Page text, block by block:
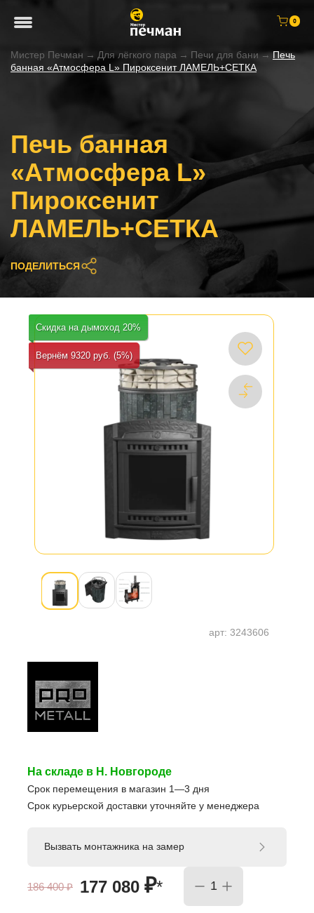
0
Мистер Печман → Для лёгкого пара → Печи для бани→Печь
банная «Атмосфера L» Пироксенит ЛАМЕЛЬ+СЕТКА
Печь банная
«Атмосфера L»
Пироксенит
ЛАМЕЛЬ+СЕТКА
ПОДЕЛИТЬСЯ
Скидка на дымоход 20%
Вернём 9320 руб. (5%)
арт: 3243606
На складе в Н. Новгороде
Срок перемещения в магазин 1—3 дня
Срок курьерской доставки уточняйте у менеджера
186 400₽ 177 080 ₽*
Вызвать монтажника на замер